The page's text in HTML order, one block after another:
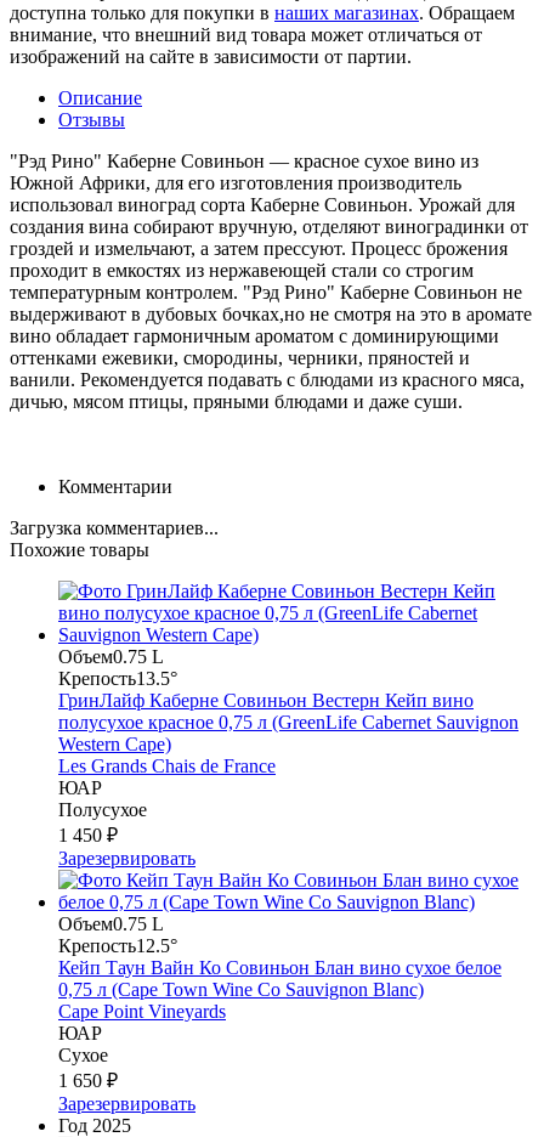
доступна только для покупки в наших магазинах. Обращаем
внимание, что внешний вид товара может отличаться от
изображений на сайте в зависимости от партии.
Описание
Отзывы
"Рэд Рино" Каберне Совиньон — красное сухое вино из
Южной Африки, для его изготовления производитель
использовал виноград сорта Каберне Совиньон. Урожай для
создания вина собирают вручную, отделяют виноградинки от
гроздей и измельчают, а затем прессуют. Процесс брожения
проходит в емкостях из нержавеющей стали со строгим
температурным контролем. "Рэд Рино" Каберне Совиньон не
выдерживают в дубовых бочках,но не смотря на это в аромате
вино обладает гармоничным ароматом с доминирующими
оттенками ежевики, смородины, черники, пряностей и
ванили. Рекомендуется подавать с блюдами из красного мяса,
дичью, мясом птицы, пряными блюдами и даже суши.
Комментарии
Загрузка комментариев...
Похожие товары
Объем0.75 L
Крепость13.5°
ГринЛайф Каберне Совиньон Вестерн Кейп вино
полусухое красное 0,75 л (GreenLife Cabernet Sauvignon
Western Cape)
Les Grands Chais de France
ЮАР
Полусухое
1 450 ₽
Зарезервировать
Объем0.75 L
Крепость12.5°
Кейп Таун Вайн Ко Совиньон Блан вино сухое белое
0,75 л (Cape Town Wine Co Sauvignon Blanc)
Cape Point Vineyards
ЮАР
Сухое
1 650 ₽
Зарезервировать
Год 2025